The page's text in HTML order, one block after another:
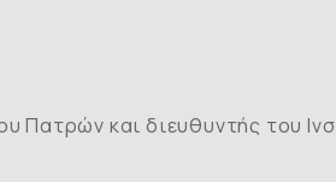
Πατρών και διευθυντής του